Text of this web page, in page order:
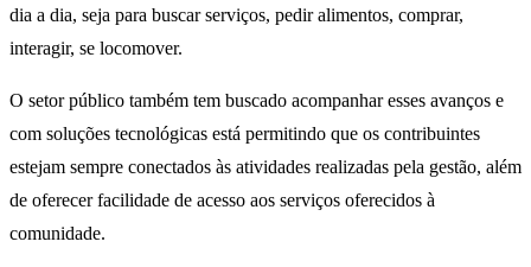
dia a dia, seja para buscar serviços, pedir alimentos, comprar,
interagir, se locomover.
O setor público também tem buscado acompanhar esses avanços e
com soluções tecnológicas está permitindo que os contribuintes
estejam sempre conectados às atividades realizadas pela gestão, além
de oferecer facilidade de acesso aos serviços oferecidos à
comunidade.